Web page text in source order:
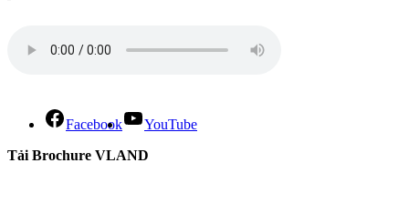
Facebook
YouTube
Tải Brochure VLAND